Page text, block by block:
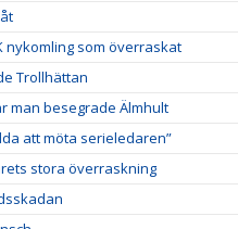
nykomling som överraskat
Trollhättan
man besegrade Älmhult
att möta serieledaren”
stora överraskning